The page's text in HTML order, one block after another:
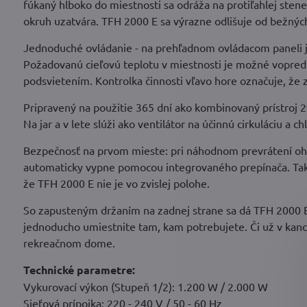
fúkaný hlboko do miestnosti sa odráža na protiľahlej
okruh uzatvára. TFH 2000 E sa výrazne odlišuje od
Jednoduché ovládanie - na prehľadnom ovládacom
Požadovanú cieľovú teplotu v miestnosti je možné
podsvietením. Kontrolka činnosti vľavo hore označuje,
Pripravený na použitie 365 dní ako kombinovaný prístroj
Na jar a v lete slúži ako ventilátor na účinnú cirkuláciu a
Bezpečnosť na prvom mieste: pri náhodnom prevrátení
automaticky vypne pomocou integrovaného prepínača.
že TFH 2000 E nie je vo zvislej polohe.
So zapusteným držaním na zadnej strane sa dá TFH
jednoducho umiestnite tam, kam potrebujete. Či už v
rekreačnom dome.
Technické parametre:
Vykurovací výkon (Stupeň 1/2): 1.200 W / 2.000 W
Sieťová prípojka: 220 - 240 V / 50 - 60 Hz